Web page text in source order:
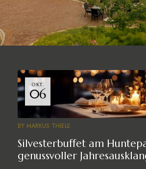
OKT.
06
BY MARKUS THIELE
Silvesterbuffet am
genussvoller